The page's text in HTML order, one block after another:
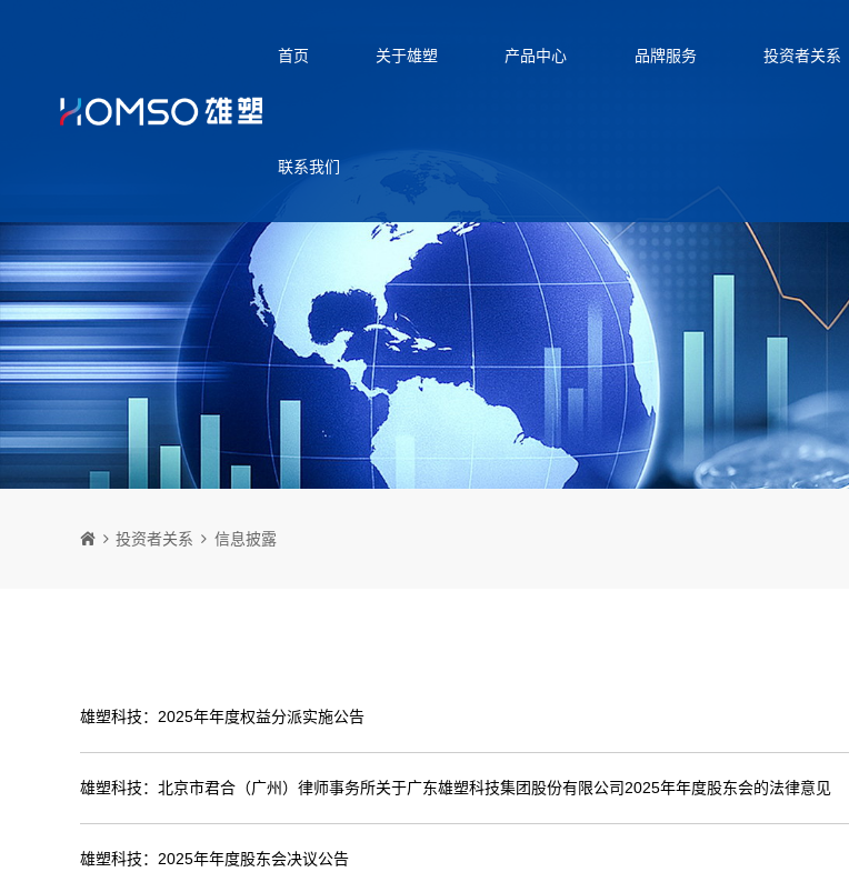
首页 关于雄塑 产品中心 品牌服务 投资者关系
联系我们
投资者关系 信息披露
雄塑科技：2025年年度权益分派实施公告
雄塑科技：北京市君合（广州）律师事务所关于广东雄塑科技集团股份有限公司2025年年度股东会的法律意见
雄塑科技：2025年年度股东会决议公告